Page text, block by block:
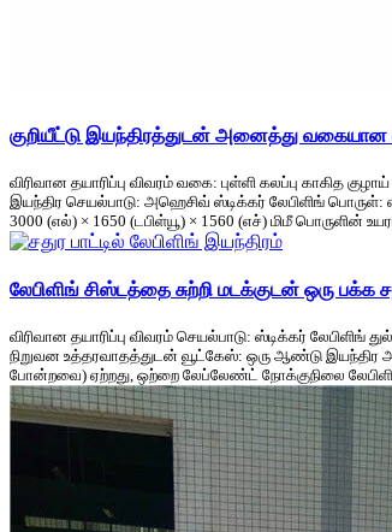
குறியீட்டு இயந்திரத்துடன் அனைத்து வகையான
விரிவான தயாரிப்பு விவரம் வகை: புள்ளி கலப்பு காகித
இயந்திர செயல்பாடு: அஹெசிவ் ஸ்டிக்கர் லேபிளிங்
3000 (எல்) × 1650 (டபிள்யூ) × 1560 (எச்) மிமீ பொருளின்
லேபிளிங் சிஸ்டத்தை சுற்றி மடக்குடன் ஒரு பக்க
விரிவான தயாரிப்பு விவரம் செயல்பாடு: ஸ்டிக்கர்
நிறுவன உத்தரவாதத்துடன் வூட்கேஸ்: ஒரு ஆண்டு இயந்திர
போன்றவை) ஏற்றது, ஒற்றை லேப்லேண்ட் நோக்குநிலை